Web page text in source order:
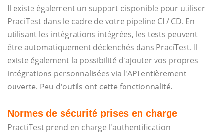
Il existe également un support disponible pour utiliser
PraciTest dans le cadre de votre pipeline CI / CD. En
utilisant les intégrations intégrées, les tests peuvent
être automatiquement déclenchés dans PraciTest. Il
existe également la possibilité d'ajouter vos propres
intégrations personnalisées via l'API entièrement
ouverte. Peu d'outils ont cette fonctionnalité.
Normes de sécurité prises en charge
PractiTest prend en charge l'authentification